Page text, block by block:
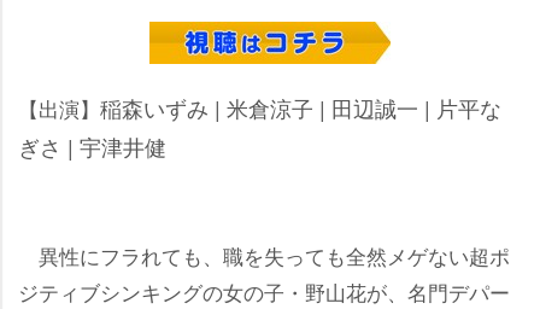
【出演】 稲森いずみ | 米倉涼子 | 田辺誠一 | 片平な
ぎさ | 宇津井健
異性にフラれても、職を失っても全然メゲない超ポ
ジティブシンキングの女の子・野山花が、名門デパー